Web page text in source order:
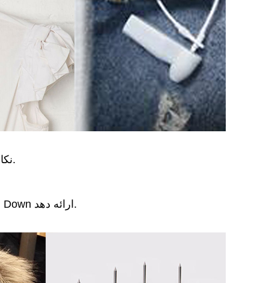
نکات: سنجاق ها را در لباس ها فرو کنید سپس به آرامی داخل برچسب ها قرار دهید.هرگز پین را با فشار وارد تگ ها نکنید.
لباس، Etagtron همچنین می تواند برچسب امنیتی را با پین بلند یا برچسب تسمه ای سفارشی برای محافظت از Down ارائه دهد.